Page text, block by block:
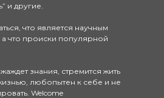
и другие.
что является научным
что происки популярной
знания, стремится жить
любопытен к себе и не
Welcome